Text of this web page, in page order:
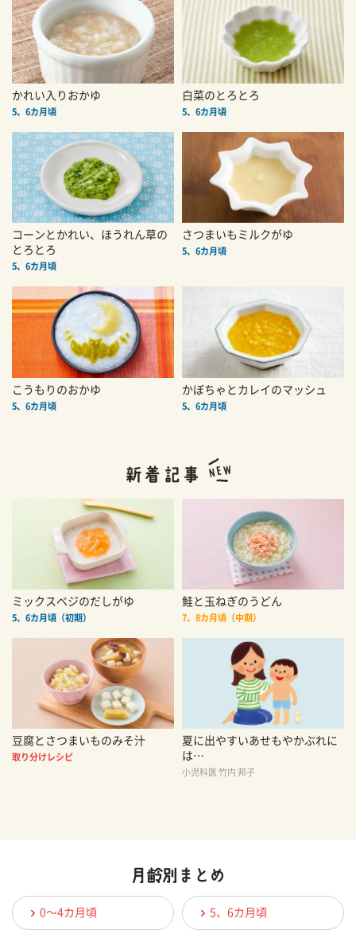
かれい入りおかゆ
5、6カ月頃
白菜のとろとろ
5、6カ月頃
コーンとかれい、ほうれん草の
とろとろ
5、6カ月頃
さつまいもミルクがゆ
5、6カ月頃
こうもりのおかゆ
5、6カ月頃
かぼちゃとカレイのマッシュ
5、6カ月頃
ミックスベジのだしがゆ
5、6カ月頃（初期）
鮭と玉ねぎのうどん
7、8カ月頃（中期）
豆腐とさつまいものみそ汁
取り分けレシピ
夏に出やすいあせもやかぶれに
は…
小児科医 竹内 邦子
0〜4カ月頃 5、6カ月頃